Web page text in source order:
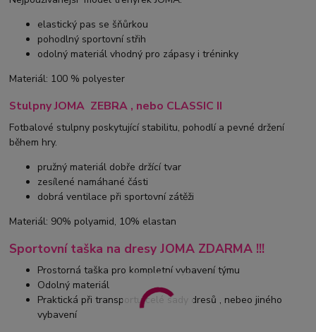
elastický pas se šňůrkou
pohodlný sportovní střih
odolný materiál vhodný pro zápasy i tréninky
Materiál: 100 % polyester
Stulpny JOMA ZEBRA , nebo CLASSIC II
Fotbalové stulpny poskytující stabilitu, pohodlí a pevné držení
během hry.
pružný materiál dobře držící tvar
zesílené namáhané části
dobrá ventilace při sportovní zátěži
Materiál: 90% polyamid, 10% elastan
Sportovní taška na dresy JOMA ZDARMA !!!
Prostorná taška pro kompletní vybavení týmu
Odolný materiál
Praktická při transportu celé sady dresů , nebeo jiného
vybavení